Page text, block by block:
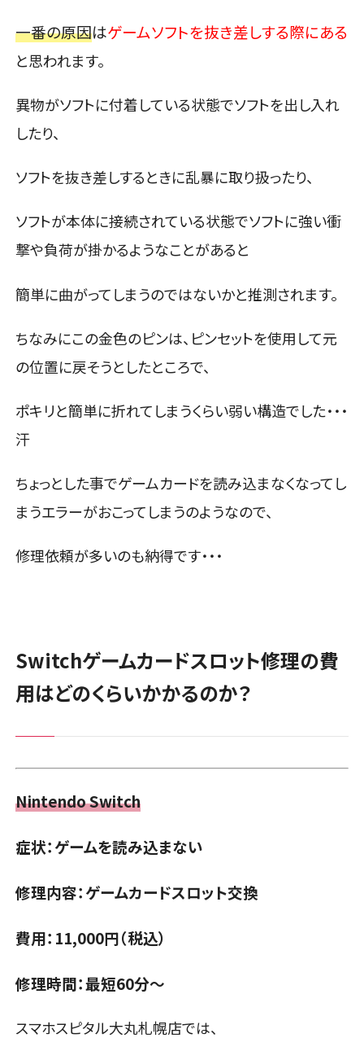
一番の原因はゲームソフトを抜き差しする際にある
と思われます。
異物がソフトに付着している状態でソフトを出し入れ
したり、
ソフトを抜き差しするときに乱暴に取り扱ったり、
ソフトが本体に接続されている状態でソフトに強い衝
撃や負荷が掛かるようなことがあると
簡単に曲がってしまうのではないかと推測されます。
ちなみにこの金色のピンは、ピンセットを使用して元
の位置に戻そうとしたところで、
ポキリと簡単に折れてしまうくらい弱い構造でした・・・
汗
ちょっとした事でゲームカードを読み込まなくなってし
まうエラーがおこってしまうのようなので、
修理依頼が多いのも納得です・・・
Switchゲームカードスロット修理の費
用はどのくらいかかるのか？
Nintendo Switch
症状：ゲームを読み込まない
修理内容：ゲームカードスロット交換
費用：11,000円（税込）
修理時間：最短60分〜
スマホスピタル大丸札幌店では、